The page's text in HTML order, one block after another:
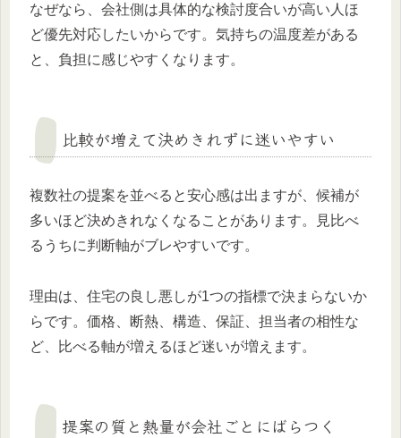
なぜなら、会社側は具体的な検討度合いが高い人ほ
ど優先対応したいからです。気持ちの温度差がある
と、負担に感じやすくなります。
比較が増えて決めきれずに迷いやすい
複数社の提案を並べると安心感は出ますが、候補が
多いほど決めきれなくなることがあります。見比べ
るうちに判断軸がブレやすいです。
理由は、住宅の良し悪しが1つの指標で決まらないか
らです。価格、断熱、構造、保証、担当者の相性な
ど、比べる軸が増えるほど迷いが増えます。
提案の質と熱量が会社ごとにばらつく